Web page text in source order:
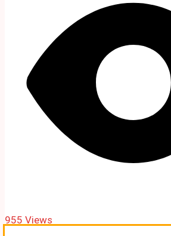
955 Views